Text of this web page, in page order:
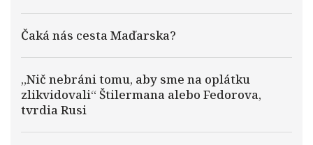
Čaká nás cesta Maďarska?
„Nič nebráni tomu, aby sme na oplátku
zlikvidovali“ Štilermana alebo Fedorova,
tvrdia Rusi